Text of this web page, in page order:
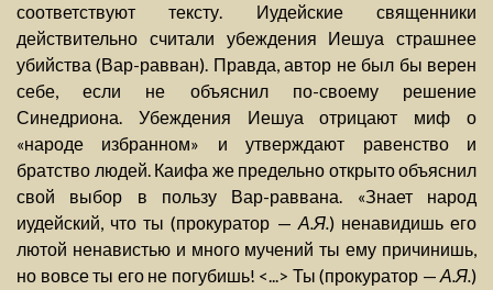
соответствуют тексту. Иудейские священники
действительно считали убеждения Иешуа страшнее
убийства (Вар-равван). Правда, автор не был бы верен
себе, если не объяснил по-своему решение
Синедриона. Убеждения Иешуа отрицают миф о
«народе избранном» и утверждают равенство и
братство людей. Каифа же предельно открыто объяснил
свой выбор в пользу Вар-раввана. «Знает народ
иудейский, что ты (прокуратор — А.Я.) ненавидишь его
лютой ненавистью и много мучений ты ему причинишь,
но вовсе ты его не погубишь! <...> Ты (прокуратор — А.Я.)